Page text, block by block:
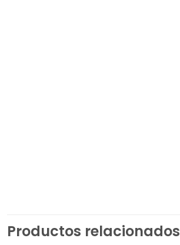
Productos relacionados